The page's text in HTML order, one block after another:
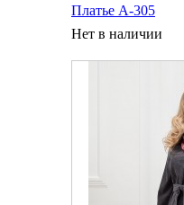
Платье А-305
Нет в наличии